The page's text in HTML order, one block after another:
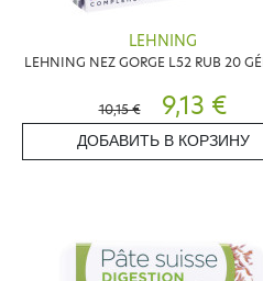
LEHNING
LEHNING NEZ GORGE L52 RUB 20
10,15 € 9,13 €
ДОБАВИТЬ В КОРЗИНУ